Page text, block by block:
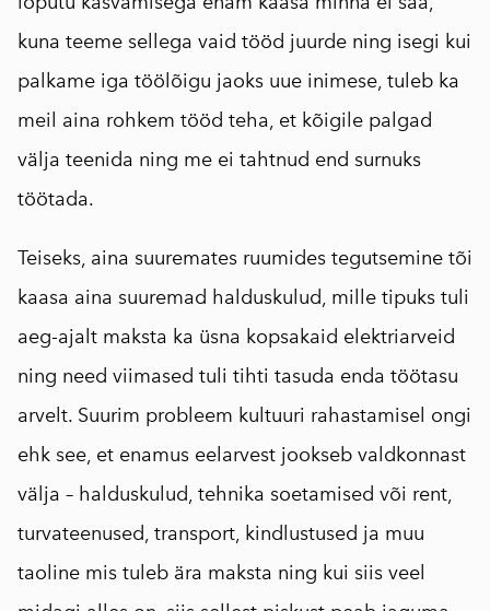
kuna teeme sellega vaid tööd juurde ning isegi kui
palkame iga töölõigu jaoks uue inimese, tuleb ka
meil aina rohkem tööd teha, et kõigile palgad
välja teenida ning me ei tahtnud end surnuks
töötada.
Teiseks, aina suuremates ruumides tegutsemine tõi
kaasa aina suuremad halduskulud, mille tipuks tuli
aeg-ajalt maksta ka üsna kopsakaid elektriarveid
ning need viimased tuli tihti tasuda enda töötasu
arvelt. Suurim probleem kultuuri rahastamisel ongi
ehk see, et enamus eelarvest jookseb valdkonnast
välja – halduskulud, tehnika soetamised või rent,
turvateenused, transport, kindlustused ja muu
taoline mis tuleb ära maksta ning kui siis veel